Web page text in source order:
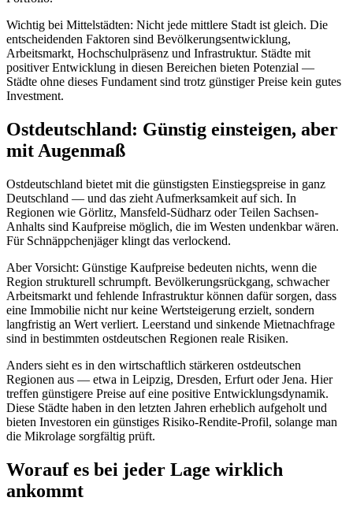
Wichtig bei Mittelstädten: Nicht jede mittlere Stadt ist gleich. Die
entscheidenden Faktoren sind Bevölkerungsentwicklung,
Arbeitsmarkt, Hochschulpräsenz und Infrastruktur. Städte mit
positiver Entwicklung in diesen Bereichen bieten Potenzial —
Städte ohne dieses Fundament sind trotz günstiger Preise kein gutes
Investment.
Ostdeutschland: Günstig einsteigen, aber
mit Augenmaß
Ostdeutschland bietet mit die günstigsten Einstiegspreise in ganz
Deutschland — und das zieht Aufmerksamkeit auf sich. In
Regionen wie Görlitz, Mansfeld-Südharz oder Teilen Sachsen-
Anhalts sind Kaufpreise möglich, die im Westen undenkbar wären.
Für Schnäppchenjäger klingt das verlockend.
Aber Vorsicht: Günstige Kaufpreise bedeuten nichts, wenn die
Region strukturell schrumpft. Bevölkerungsrückgang, schwacher
Arbeitsmarkt und fehlende Infrastruktur können dafür sorgen, dass
eine Immobilie nicht nur keine Wertsteigerung erzielt, sondern
langfristig an Wert verliert. Leerstand und sinkende Mietnachfrage
sind in bestimmten ostdeutschen Regionen reale Risiken.
Anders sieht es in den wirtschaftlich stärkeren ostdeutschen
Regionen aus — etwa in Leipzig, Dresden, Erfurt oder Jena. Hier
treffen günstigere Preise auf eine positive Entwicklungsdynamik.
Diese Städte haben in den letzten Jahren erheblich aufgeholt und
bieten Investoren ein günstiges Risiko-Rendite-Profil, solange man
die Mikrolage sorgfältig prüft.
Worauf es bei jeder Lage wirklich
ankommt